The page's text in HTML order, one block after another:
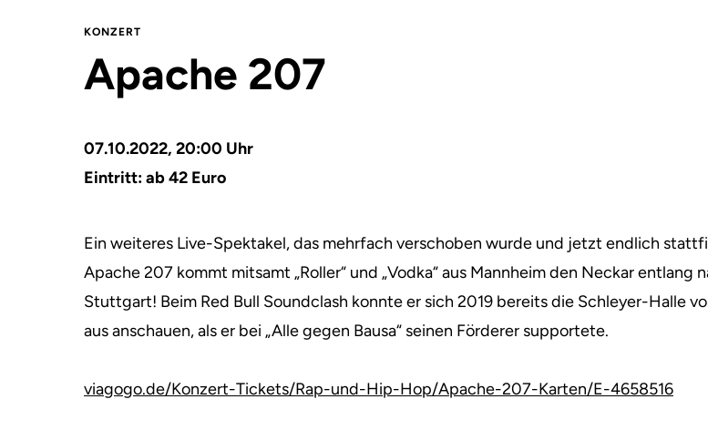
KONZERT
Apache 207
07.10.2022, 20:00 Uhr
Eintritt: ab 42 Euro
Ein weiteres Live-Spektakel, das mehrfach verschoben wurde und jetzt endlich
Apache 207 kommt mitsamt „Roller“ und „Vodka“ aus Mannheim den Neckar entlang
Stuttgart! Beim Red Bull Soundclash konnte er sich 2019 bereits die Schleyer-Halle
aus anschauen, als er bei „Alle gegen Bausa“ seinen Förderer supportete.
viagogo.de/Konzert-Tickets/Rap-und-Hip-Hop/Apache-207-Karten/E-4658516